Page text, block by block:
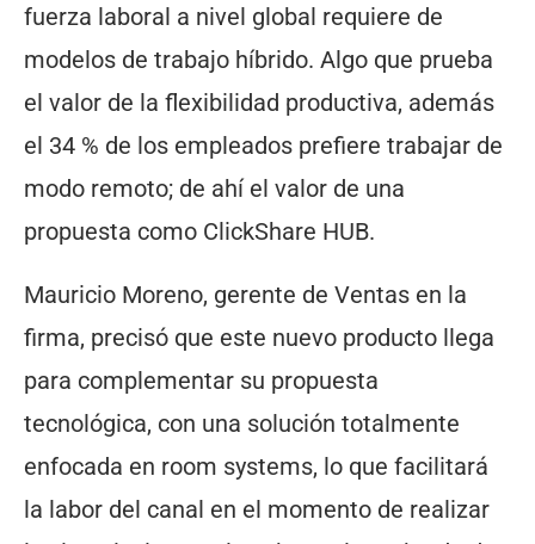
fuerza laboral a nivel global requiere de
modelos de trabajo híbrido. Algo que prueba
el valor de la flexibilidad productiva, además
el 34 % de los empleados prefiere trabajar de
modo remoto; de ahí el valor de una
propuesta como ClickShare HUB.
Mauricio Moreno, gerente de Ventas en la
firma, precisó que este nuevo producto llega
para complementar su propuesta
tecnológica, con una solución totalmente
enfocada en room systems, lo que facilitará
la labor del canal en el momento de realizar